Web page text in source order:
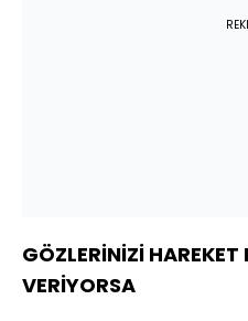
GÖZLERİNİZİ
VERİYORSA